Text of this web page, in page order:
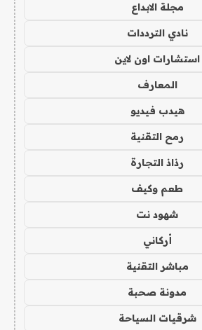
مجلة الابداع
نادي الترددات
استشارات اون لاين
المعارف
هيدب فيديو
رمح التقنية
رذاذ التجارة
طعم وكيف
شهود نت
أركاني
مباشر التقنية
مدونة صحبة
شرقيات السياحة